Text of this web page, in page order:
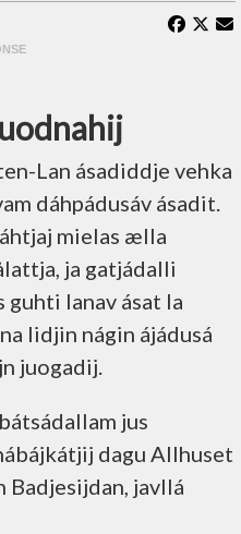
Lan ásadiddje vehka
dáhpádusáv ásadit.
mielas ælla
ja gatjádalli
guhti lanav ásat la
lidjin nágin ájádusá
juogadij.
jus
dagu Allhuset
Badjesijdan, javllá